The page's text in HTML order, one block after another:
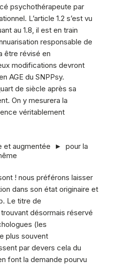
psychothérapeute par
L’article 1.2 s’est vu
au 1.8, il est en train
responsable de
être révisé en
modifications devront
AGE du SNPPsy.
de siècle après sa
On y mesurera la
véritablement
et augmentée ► pour la
! nous préférons laisser
dans son état originaire et
Le titre de
désormais réservé
(les
plus souvent
par devers cela du
font la demande pourvu